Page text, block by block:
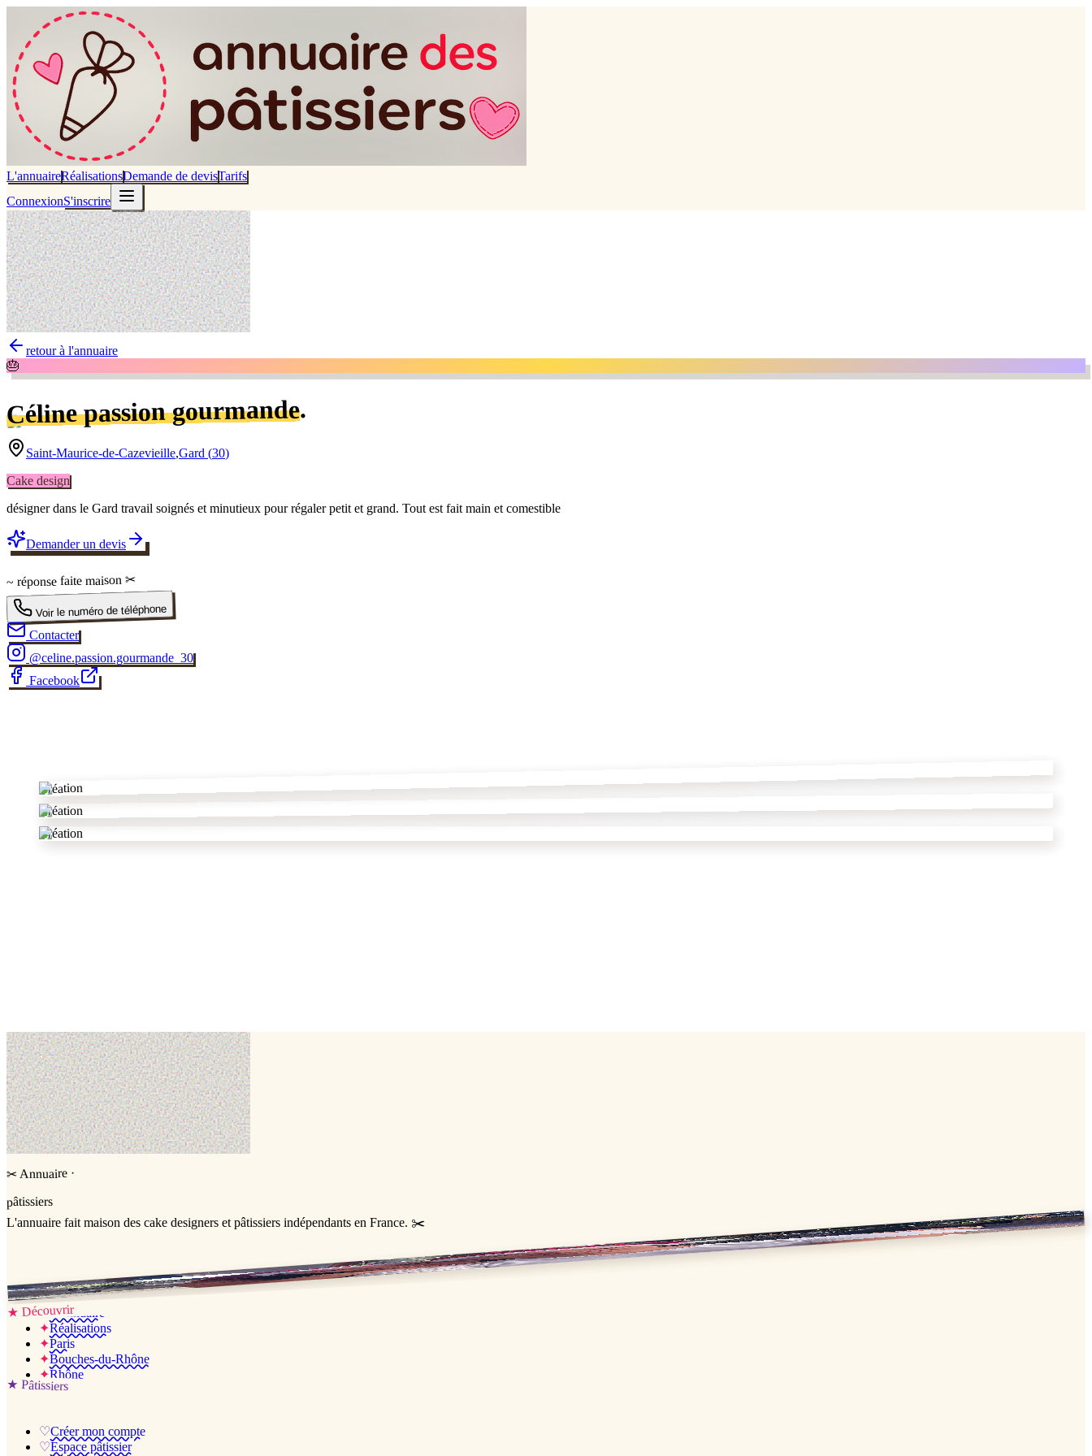
L'annuaireRéalisationsDemande de devisTarifs
ConnexionS'inscrire
retour à l'annuaire
🎂
Céline passion gourmande.
Saint-Maurice-de-Cazevieille,Gard (30)
Cake design
désigner dans le Gard travail soignés et minutieux pour régaler petit et grand. Tout est fait main et comestible
Demander un devis
~ réponsefaite maison ✂
Voir le numéro de téléphone
Contacter
@celine.passion.gourmande_30
Facebook
Création
Création
Création
Cake designPâtisserie traditionnelleTraiteur
✂ Annuaire ·
pâtissiers
L'annuaire fait maison des cake designers et pâtissiers indépendants en France. ✂️
Jessica & Jérémy ♡
★Découvrir
✦L’annuaire
✦Réalisations
✦Paris
✦Bouches-du-Rhône
✦Rhône
★ Pâtissiers
♡Créer mon compte
♡Espace pâtissier